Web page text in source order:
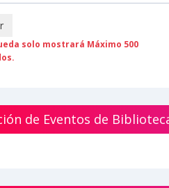
solo mostrará Máximo 500
de Eventos de